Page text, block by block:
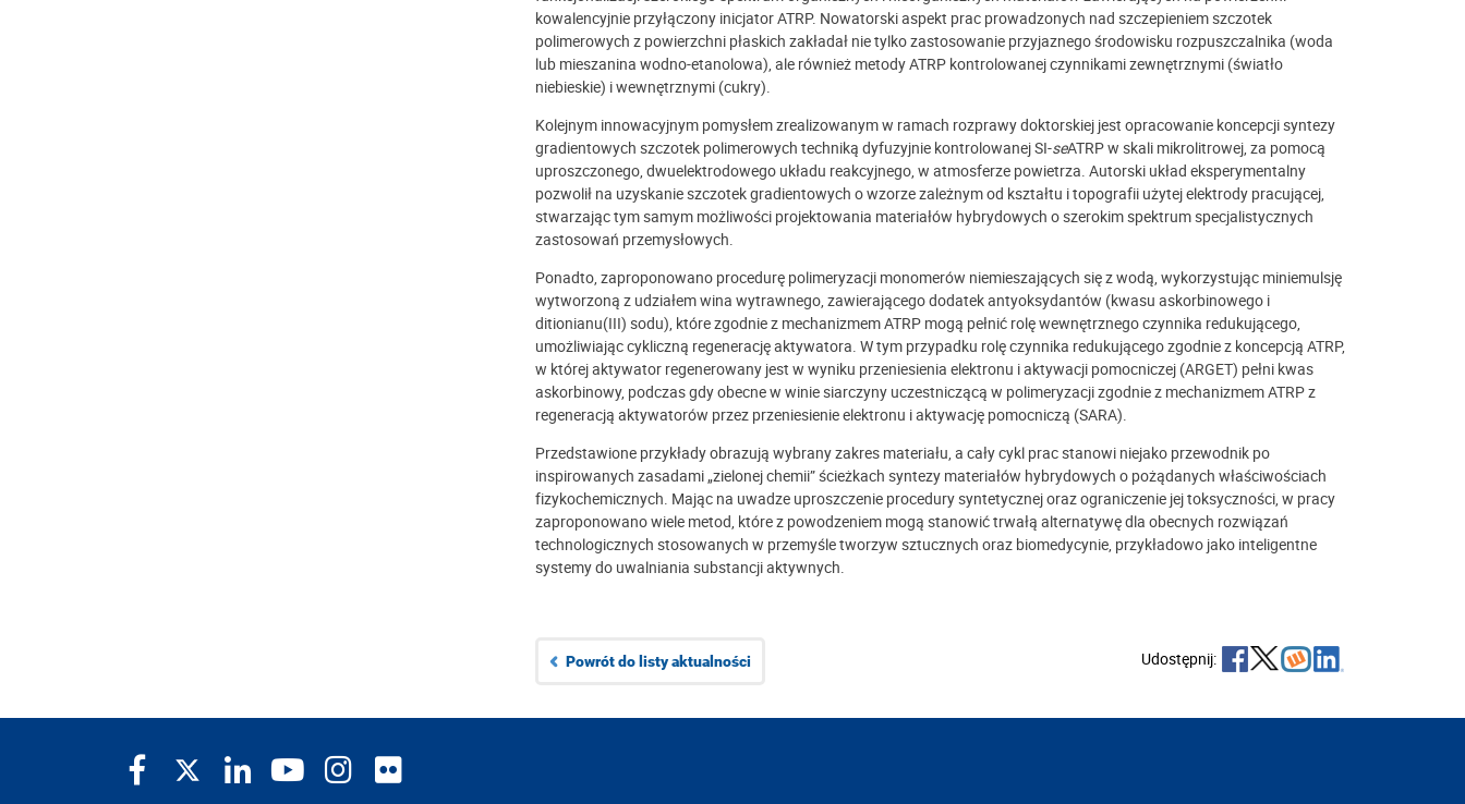
kowalencyjnie przyłączony inicjator ATRP. Nowatorski aspekt prac prowadzonych nad szczepieniem szczotek
polimerowych z powierzchni płaskich zakładał nie tylko zastosowanie przyjaznego środowisku rozpuszczalnika (woda
lub mieszanina wodno-etanolowa), ale również metody ATRP kontrolowanej czynnikami zewnętrznymi (światło
niebieskie) i wewnętrznymi (cukry).
Kolejnym innowacyjnym pomysłem zrealizowanym w ramach rozprawy doktorskiej jest opracowanie koncepcji syntezy
gradientowych szczotek polimerowych techniką dyfuzyjnie kontrolowanej SI-seATRP w skali mikrolitrowej, za pomocą
uproszczonego, dwuelektrodowego układu reakcyjnego, w atmosferze powietrza. Autorski układ eksperymentalny
pozwolił na uzyskanie szczotek gradientowych o wzorze zależnym od kształtu i topografii użytej elektrody pracującej,
stwarzając tym samym możliwości projektowania materiałów hybrydowych o szerokim spektrum specjalistycznych
zastosowań przemysłowych.
Ponadto, zaproponowano procedurę polimeryzacji monomerów niemieszających się z wodą, wykorzystując miniemulsję
wytworzoną z udziałem wina wytrawnego, zawierającego dodatek antyoksydantów (kwasu askorbinowego i
ditionianu(III) sodu), które zgodnie z mechanizmem ATRP mogą pełnić rolę wewnętrznego czynnika redukującego,
umożliwiając cykliczną regenerację aktywatora. W tym przypadku rolę czynnika redukującego zgodnie z koncepcją ATRP,
w której aktywator regenerowany jest w wyniku przeniesienia elektronu i aktywacji pomocniczej (ARGET) pełni kwas
askorbinowy, podczas gdy obecne w winie siarczyny uczestniczącą w polimeryzacji zgodnie z mechanizmem ATRP z
regeneracją aktywatorów przez przeniesienie elektronu i aktywację pomocniczą (SARA).
Przedstawione przykłady obrazują wybrany zakres materiału, a cały cykl prac stanowi niejako przewodnik po
inspirowanych zasadami „zielonej chemii” ścieżkach syntezy materiałów hybrydowych o pożądanych właściwościach
fizykochemicznych. Mając na uwadze uproszczenie procedury syntetycznej oraz ograniczenie jej toksyczności, w pracy
zaproponowano wiele metod, które z powodzeniem mogą stanowić trwałą alternatywę dla obecnych rozwiązań
technologicznych stosowanych w przemyśle tworzyw sztucznych oraz biomedycynie, przykładowo jako inteligentne
systemy do uwalniania substancji aktywnych.
Udostępnij:
Powrót do listy aktualności